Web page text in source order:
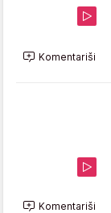
Komentariši
Komentariši